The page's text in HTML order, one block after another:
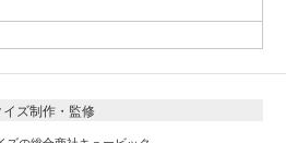
イズ制作・監修